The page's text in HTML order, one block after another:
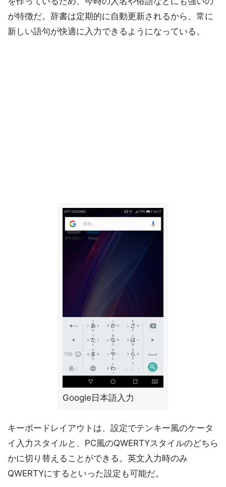
が特徴だ。辞書は定期的に自動更新されるから、常に
新しい語句が快適に入力できるようになっている。
Google日本語入力
キーボードレイアウトは、設定でテンキー風のケータ
イ入力スタイルと、PC風のQWERTYスタイルのどちら
かに切り替えることができる。英文入力時のみ
QWERTYにするといった設定も可能だ。